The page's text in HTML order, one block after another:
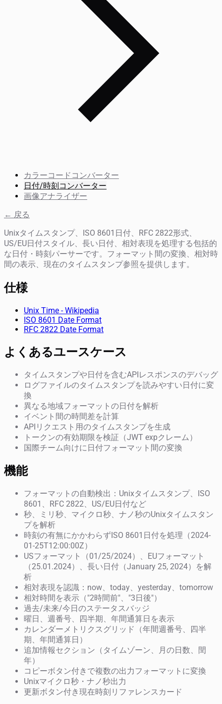
カラーコードコンバーター
日付/時刻コンバーター
画像アナライザー
← 戻る
Unixタイムスタンプ、ISO 8601日付、RFC 2822形式、
US/EU日付スタイル、長い日付、相対表現を処理する包括的
な日付・時刻パーサーです。フォーマット間の変換、相対時
間の表示、現在のタイムスタンプ参照を提供します。
仕様
Unix Time - Wikipedia
ISO 8601 Date Format
RFC 2822 Date Format
よくあるユースケース
タイムスタンプや日付を含むAPIレスポンスのデバッグ
ログファイルのタイムスタンプを読みやすい日付に変
換
異なる地域フォーマットの日付を解析
イベント間の時間差を計算
APIリクエスト用のタイムスタンプを生成
トークンの有効期限を検証（JWT expクレーム）
国際チーム向けに日付フォーマット間の変換
機能
フォーマットの自動検出：Unixタイムスタンプ、ISO
8601、RFC 2822、US/EU日付など
秒、ミリ秒、マイクロ秒、ナノ秒のUnixタイムスタン
プを解析
時刻の有無にかかわらずISO 8601日付を処理（2024-
01-25T12:00:00Z）
USフォーマット（01/25/2024）、EUフォーマット
（25.01.2024）、長い日付（January 25, 2024）を解
析
相対表現を認識：now、today、yesterday、tomorrow
相対時間を表示（"2時間前"、"3日後"）
過去/未来/今日のステータスバッジ
曜日、週番号、四半期、年間通算日を表示
カレンダーメトリクスグリッド（年間週番号、四半
期、年間通算日）
追加情報セクション（タイムゾーン、月の日数、閏
年）
コピーボタン付きで複数の出力フォーマットに変換
Unixマイクロ秒・ナノ秒出力
更新ボタン付き現在時刻リファレンスカード